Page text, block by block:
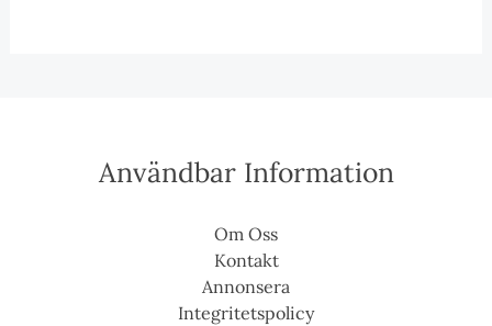
Användbar Information
Om Oss
Kontakt
Annonsera
Integritetspolicy